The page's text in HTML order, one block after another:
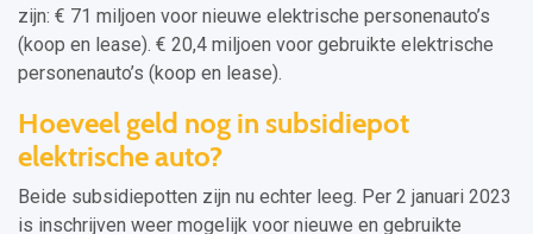
zijn: € 71 miljoen voor nieuwe elektrische personenauto’s
(koop en lease). € 20,4 miljoen voor gebruikte elektrische
personenauto’s (koop en lease).
Hoeveel geld nog in subsidiepot
elektrische auto?
Beide subsidiepotten zijn nu echter leeg. Per 2 januari 2023
is inschrijven weer mogelijk voor nieuwe en gebruikte